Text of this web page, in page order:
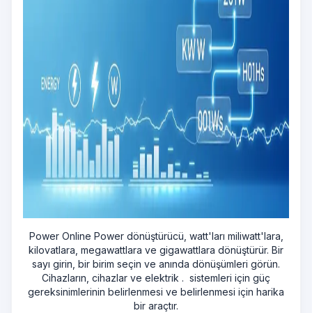
Power Online Power dönüştürücü, watt'ları miliwatt'lara,
kilovatlara, megawattlara ve gigawattlara dönüştürür. Bir
sayı girin, bir birim seçin ve anında dönüşümleri görün.
Cihazların, cihazlar ve elektrik . ‍‍ sistemleri için güç
gereksinimlerinin belirlenmesi ve belirlenmesi için harika
bir araçtır.